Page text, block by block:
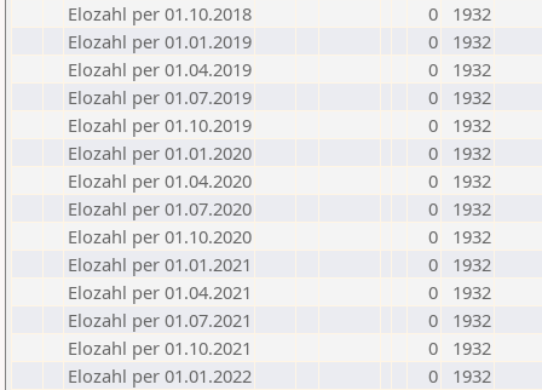
Elozahl per 01.10.2018
0
1932
Elozahl per 01.01.2019
0
1932
Elozahl per 01.04.2019
0
1932
Elozahl per 01.07.2019
0
1932
Elozahl per 01.10.2019
0
1932
Elozahl per 01.01.2020
0
1932
Elozahl per 01.04.2020
0
1932
Elozahl per 01.07.2020
0
1932
Elozahl per 01.10.2020
0
1932
Elozahl per 01.01.2021
0
1932
Elozahl per 01.04.2021
0
1932
Elozahl per 01.07.2021
0
1932
Elozahl per 01.10.2021
0
1932
Elozahl per 01.01.2022
0
1932